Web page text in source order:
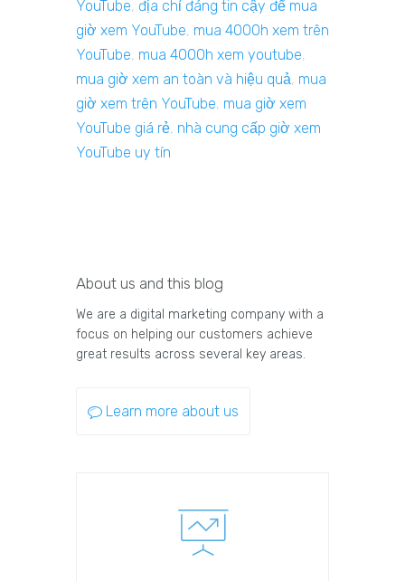
YouTube, địa chỉ đáng tin cậy để mua
giờ xem YouTube, mua 4000h xem trên
YouTube, mua 4000h xem youtube,
mua giờ xem an toàn và hiệu quả, mua
giờ xem trên YouTube, mua giờ xem
YouTube giá rẻ, nhà cung cấp giờ xem
YouTube uy tín
About us and this blog
We are a digital marketing company with a
focus on helping our customers achieve
great results across several key areas.
Learn more about us